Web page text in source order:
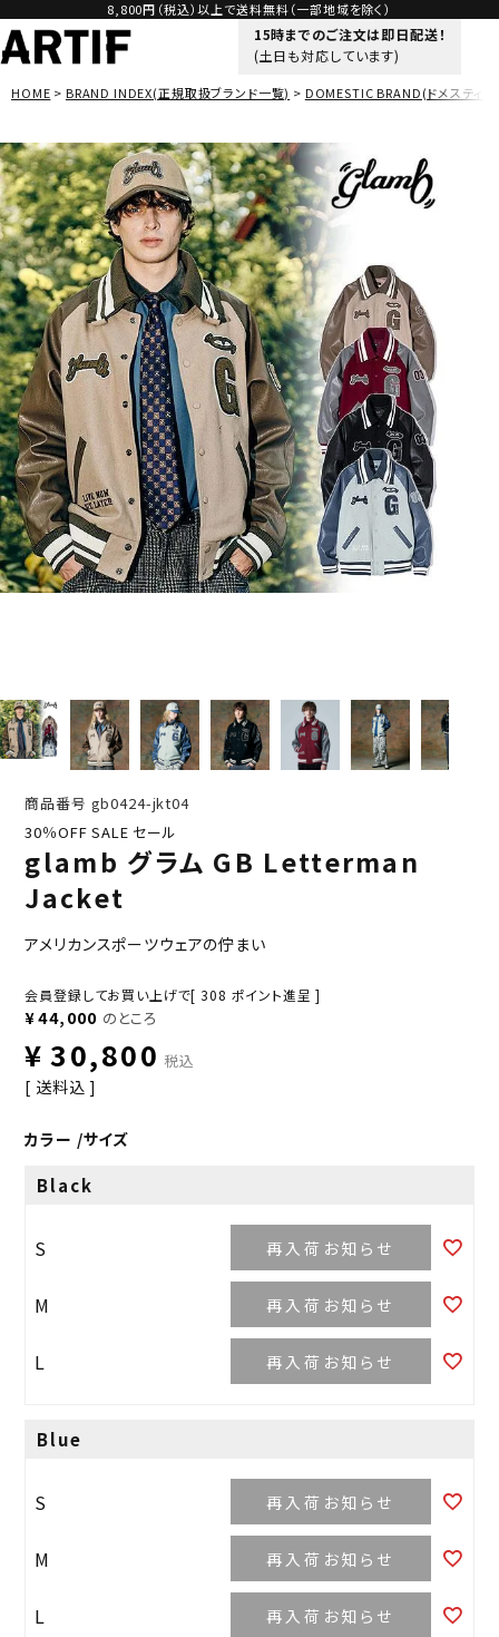
8,800円（税込）以上で送料無料（一部地域を除く）
15時までのご注文は即日配送！
(土日も対応しています)
HOME BRAND INDEX(正規取扱ブランド一覧) DOMESTIC BRAND(ドメスティッ
商品番号 gb0424-jkt04
30％OFF SALE セール
glamb グラム GB Letterman
Jacket
アメリカンスポーツウェアの佇まい
会員登録してお買い上げで[ 308 ポイント進呈 ]
¥44,000 のところ
¥ 30,800 税込
送料込
カラー サイズ
Black
S 再入荷お知らせ
M 再入荷お知らせ
L 再入荷お知らせ
Blue
S 再入荷お知らせ
M 再入荷お知らせ
L 再入荷お知らせ